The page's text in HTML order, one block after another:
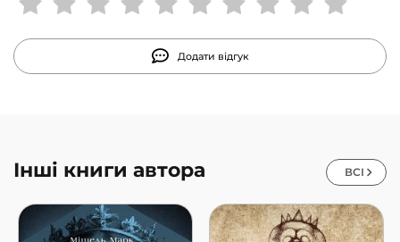
Додати відгук
Інші книги автора ВСІ